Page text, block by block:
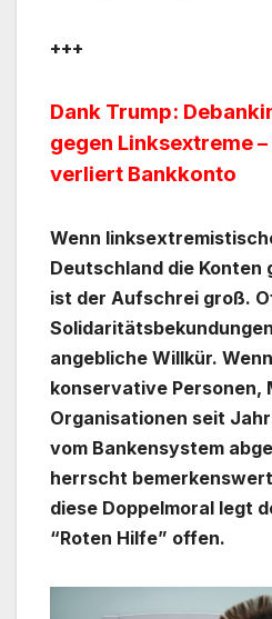
+++
Dank Trump:
gegen Linksextreme
verliert Bankkonto
Wenn
Deutschland die Konten
ist der Aufschrei groß.
angebliche Willkür.
konservative Personen,
Organisationen seit
vom Bankensystem
herrscht
diese Doppelmoral legt
“Roten Hilfe” offen.